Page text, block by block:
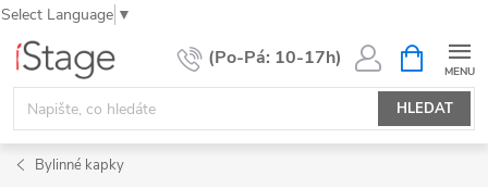
Select Language ▼
Přejít
obsah
HLEDAT
NÁKUPNÍ
KOŠÍK
Bylinné kapky